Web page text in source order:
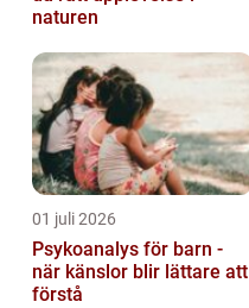
naturen
01 juli 2026
Psykoanalys för barn -
när känslor blir lättare att
förstå